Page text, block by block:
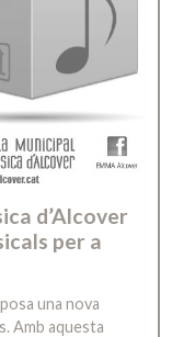
d’Alcover
per a
una nova
Amb aquesta